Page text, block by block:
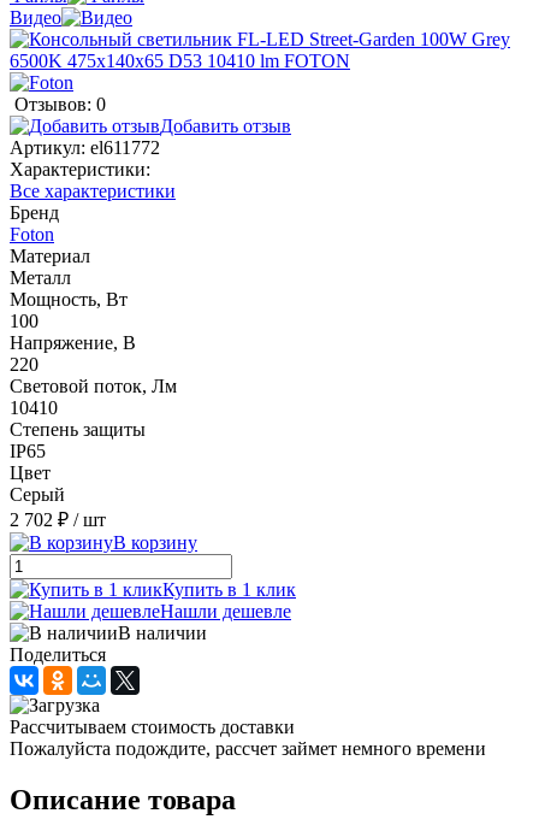
Видео
Отзывов: 0
Добавить отзыв
Артикул: el611772
Характеристики:
Все характеристики
Бренд
Foton
Материал
Металл
Мощность, Вт
100
Напряжение, В
220
Световой поток, Лм
10410
Степень защиты
IP65
Цвет
Серый
2 702 ₽ / шт
В корзину
Купить в 1 клик
Нашли дешевле
В наличии
Поделиться
Рассчитываем стоимость доставки
Пожалуйста подождите, рассчет займет немного времени
Описание товара